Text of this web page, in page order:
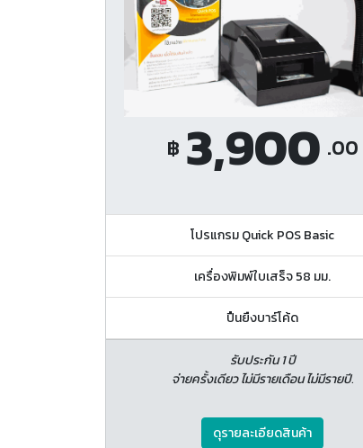
฿ 3,900 .00
โปรแกรม Quick POS Basic
เครื่องพิมพ์ใบเสร็จ 58 มม.
ปืนยืงบาร์โค้ด
รับประกัน 1 ปี
จ่ายครั้งเดียว ไม่มีรายเดือน ไม่มีรายปี.
ดุรายละเอียดสินค้า